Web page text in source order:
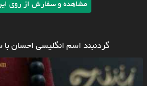
مشاهده و سفارش از روی
گردنبند اسم انگلیسی احسان